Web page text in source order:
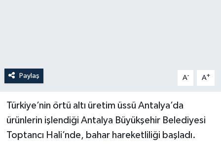
Paylaş A- A+
Türkiye’nin örtü altı üretim üssü Antalya’da
ürünlerin işlendiği Antalya Büyükşehir Belediyesi
Toptancı Hali’nde, bahar hareketliliği başladı.